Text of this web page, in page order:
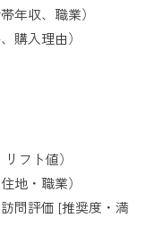
年収、職業）
購入理由）
フト値）
地・職業）
問評価 [推奨度・満